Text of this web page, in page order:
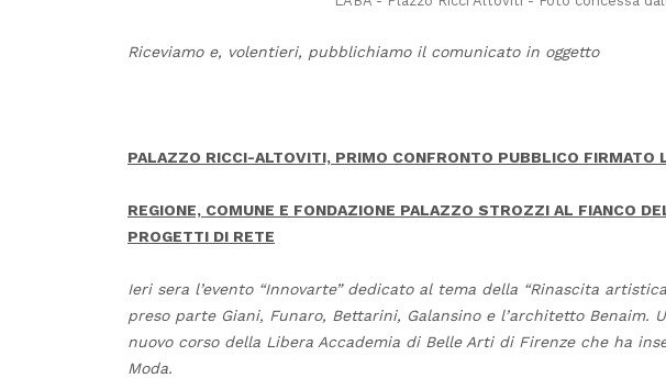
Riceviamo e, volentieri, pubblichiamo il comunicato in oggetto
PALAZZO RICCI-ALTOVITI, PRIMO CONFRONTO PUBBLICO FIRMATO
REGIONE, COMUNE E FONDAZIONE PALAZZO STROZZI AL FIANCO
PROGETTI DI RETE
Ieri sera l’evento “Innovarte” dedicato al tema della “Rinascita
preso parte Giani, Funaro, Bettarini, Galansino e l’architetto Benaim.
nuovo corso della Libera Accademia di Belle Arti di Firenze che ha
Moda.